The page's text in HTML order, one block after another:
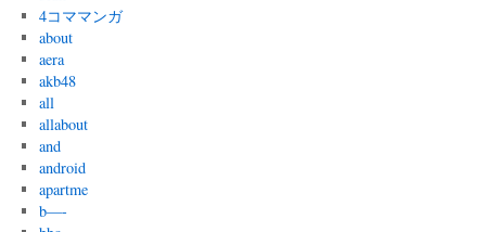
4コママンガ
about
aera
akb48
all
allabout
and
android
apartme
b—-